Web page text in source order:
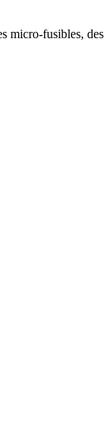
micro-fusibles, des